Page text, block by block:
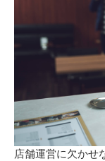
店舗運営に欠かせ